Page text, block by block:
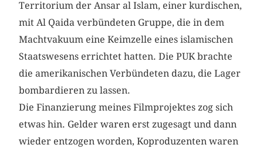
Territorium der Ansar al Islam, einer kurdischen,
mit Al Qaida verbündeten Gruppe, die in dem
Macht­vakuum eine Keimzelle eines islamischen
Staatswesens errichtet hatten. Die PUK brachte
die amerikanischen Verbündeten dazu, die Lager
bombardieren zu lassen.
Die Finanzierung meines Filmprojektes zog sich
etwas hin. Gelder waren erst zugesagt und dann
wieder entzogen worden, Koproduzenten waren